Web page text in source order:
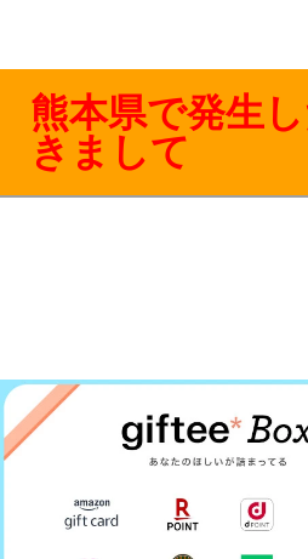
熊本県で発生
きまして